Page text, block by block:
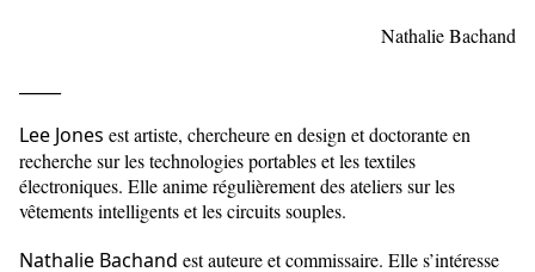
Nathalie Bachand
Lee Jones est artiste, chercheure en design et doctorante en
recherche sur les technologies portables et les textiles
électroniques. Elle anime régulièrement des ateliers sur les
vêtements intelligents et les circuits souples.
Nathalie Bachand est auteure et commissaire. Elle s’intéresse